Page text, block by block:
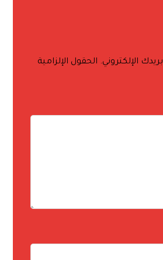
الإلكتروني. الحقول الإلزامية